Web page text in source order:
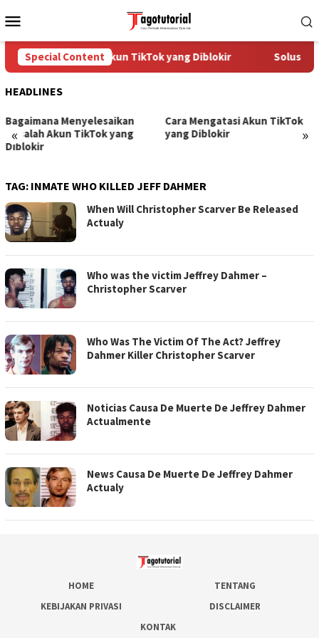
to
Menu
Special Content
Cara Mengatasi Akun TikTok yang Diblokir Solusi
HEADLINES
« »
Bagaimana Menyelesaikan
Masalah Akun TikTok yang
Diblokir
Cara Mengatasi Akun TikTok
yang Diblokir
TAG: INMATE WHO KILLED JEFF DAHMER
When Will Christopher Scarver Be Released
Actualy
Who was the victim Jeffrey Dahmer –
Christopher Scarver
Who Was The Victim Of The Act? Jeffrey
Dahmer Killer Christopher Scarver
Noticias Causa De Muerte De Jeffrey Dahmer
Actualmente
News Causa De Muerte De Jeffrey Dahmer
Actualy
HOME
TENTANG
KEBIJAKAN PRIVASI
DISCLAIMER
KONTAK